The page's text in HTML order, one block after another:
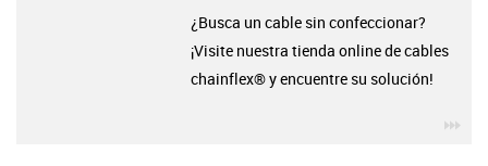
¿Busca un cable sin confeccionar?
¡Visite nuestra tienda online de cables
chainflex® y encuentre su solución!